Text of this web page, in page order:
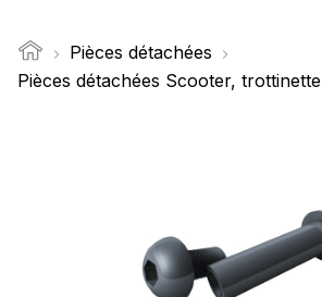
Pièces détachées
Pièces détachées Scooter, trottinette